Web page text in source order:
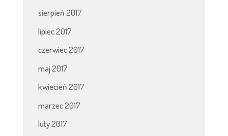
sierpień 2017
lipiec 2017
czerwiec 2017
maj 2017
kwiecień 2017
marzec 2017
luty 2017